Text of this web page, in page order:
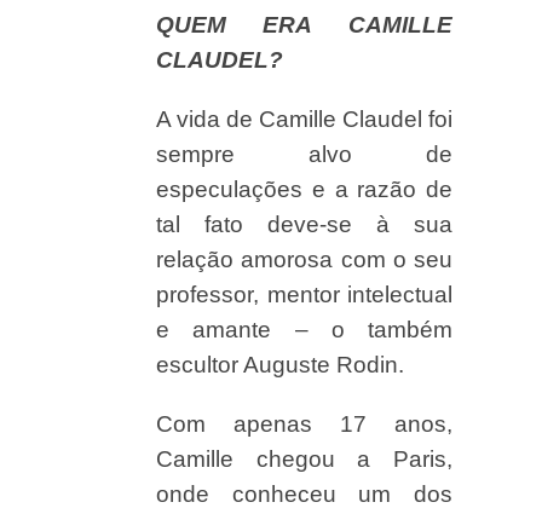
QUEM ERA CAMILLE
CLAUDEL?
A vida de Camille Claudel foi
sempre alvo de
especulações e a razão de
tal fato deve-se à sua
relação amorosa com o seu
professor, mentor intelectual
e amante – o também
escultor Auguste Rodin.
Com apenas 17 anos,
Camille chegou a Paris,
onde conheceu um dos